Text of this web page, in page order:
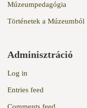
Múzeumpedagógia
Történetek a Múzeumból
Adminisztráció
Log in
Entries feed